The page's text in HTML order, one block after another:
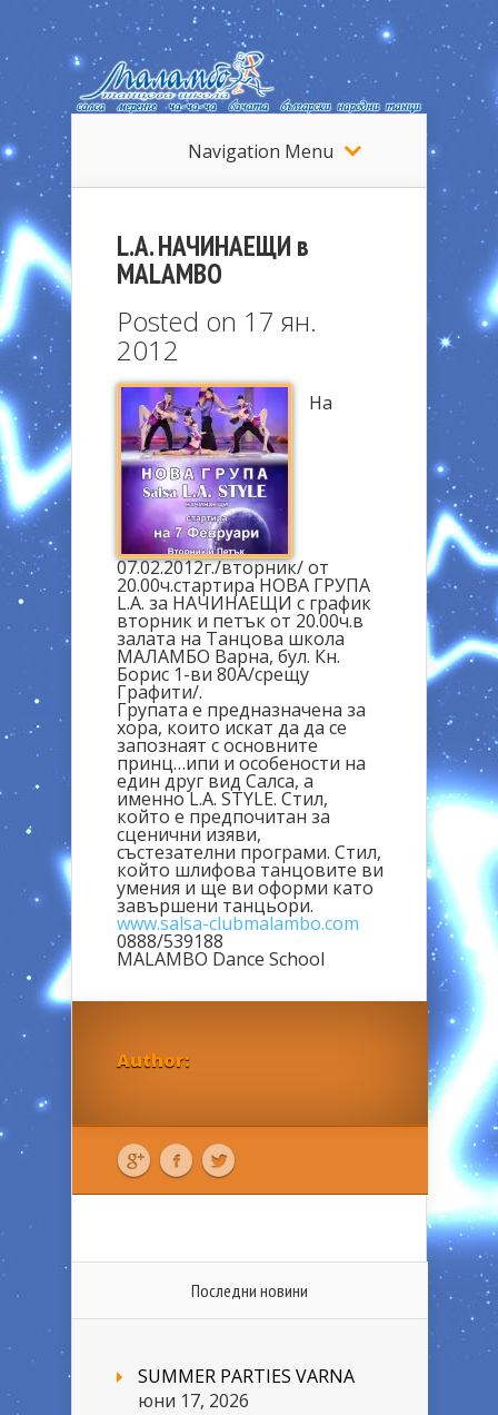
Navigation Menu
L.A. НАЧИНАЕЩИ в
MALAMBO
Posted on 17 ян.
2012
На
07.02.2012г./вторник/ от
20.00ч.стартира НОВА ГРУПА
L.A. за НАЧИНАЕЩИ с график
вторник и петък от 20.00ч.в
залата на Танцова школа
МАЛАМБО Варна, бул. Кн.
Борис 1-ви 80А/срещу
Графити/.
Групата е предназначена за
хора, които искат да да се
запознаят с основните
принц…ипи и особености на
един друг вид Салса, а
именно L.A. STYLE. Стил,
който е предпочитан за
сценични изяви,
състезателни програми. Стил,
който шлифова танцовите ви
умения и ще ви оформи като
завършени танцьори.
www.salsa-clubmalambo.com
0888/539188
MALAMBO Dance School
Author:
Последни новини
SUMMER PARTIES VARNA
юни 17, 2026